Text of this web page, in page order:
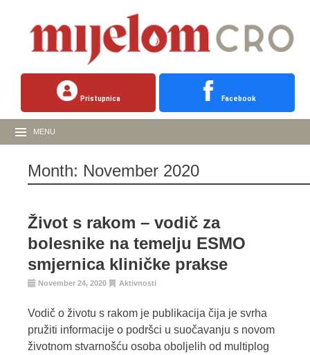
Pristupnica Facebook
MENU
Month: November 2020
Život s rakom – vodič za
bolesnike na temelju ESMO
smjernica kliničke prakse
November 24, 2020 Aktivnosti
Vodič o životu s rakom je publikacija čija je svrha
pružiti informacije o podršci u suočavanju s novom
životnom stvarnošću osoba oboljelih od multiplog